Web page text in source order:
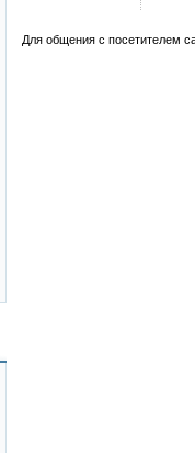
Для общения с посетителем